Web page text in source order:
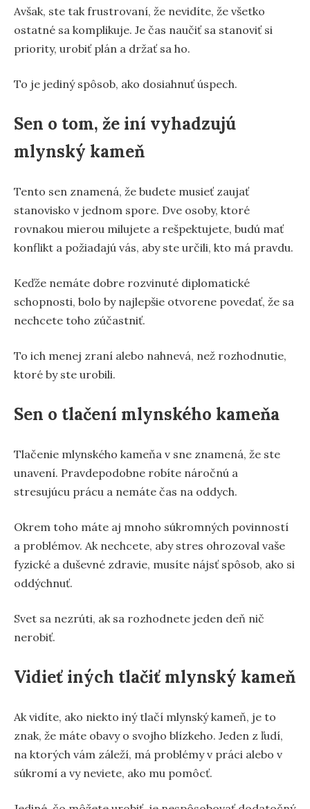
Avšak, ste tak frustrovaní, že nevidíte, že všetko
ostatné sa komplikuje. Je čas naučiť sa stanoviť si
priority, urobiť plán a držať sa ho.
To je jediný spôsob, ako dosiahnuť úspech.
Sen o tom, že iní vyhadzujú
mlynský kameň
Tento sen znamená, že budete musieť zaujať
stanovisko v jednom spore. Dve osoby, ktoré
rovnakou mierou milujete a rešpektujete, budú mať
konflikt a požiadajú vás, aby ste určili, kto má pravdu.
Keďže nemáte dobre rozvinuté diplomatické
schopnosti, bolo by najlepšie otvorene povedať, že sa
nechcete toho zúčastniť.
To ich menej zraní alebo nahnevá, než rozhodnutie,
ktoré by ste urobili.
Sen o tlačení mlynského kameňa
Tlačenie mlynského kameňa v sne znamená, že ste
unavení. Pravdepodobne robíte náročnú a
stresujúcu prácu a nemáte čas na oddych.
Okrem toho máte aj mnoho súkromných povinností
a problémov. Ak nechcete, aby stres ohrozoval vaše
fyzické a duševné zdravie, musíte nájsť spôsob, ako si
oddýchnuť.
Svet sa nezrúti, ak sa rozhodnete jeden deň nič
nerobiť.
Vidieť iných tlačiť mlynský kameň
Ak vidíte, ako niekto iný tlačí mlynský kameň, je to
znak, že máte obavy o svojho blízkeho. Jeden z ľudí,
na ktorých vám záleží, má problémy v práci alebo v
súkromí a vy neviete, ako mu pomôcť.